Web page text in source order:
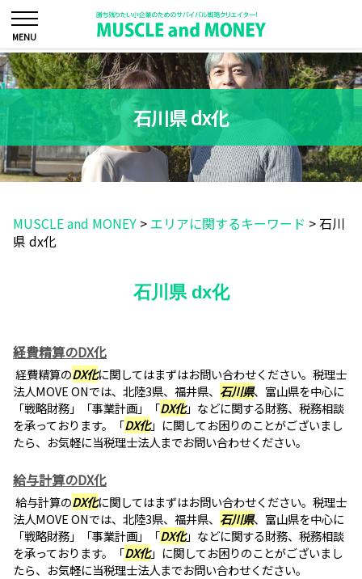
石川県 dx化
MUSCLE and MONEY > エリアに関するキーワード >石川
県 dx化
石川県 dx化
経費精算のDX化
経費精算のDX化に関してはまずはお問い合わせください。税理士
法人MOVE ONでは、北陸3県、福井県、 石川県、富山県を中心に
「戦略財務」「事業計画」「DX化」などに関する財務、税務相談
を承っております。「DX化」に関してお困りのことがございまし
たら、お気軽に当税理士法人までお問い合わせください。
給与計算のDX化
給与計算のDX化に関してはまずはお問い合わせください。税理士
法人MOVE ONでは、北陸3県、福井県、 石川県、富山県を中心に
「戦略財務」「事業計画」「DX化」などに関する財務、税務相談
を承っております。「DX化」に関してお困りのことがございまし
たら、お気軽に当税理士法人までお問い合わせください。